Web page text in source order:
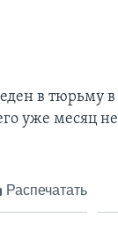
в тюрьму в
уже месяц не
Распечатать